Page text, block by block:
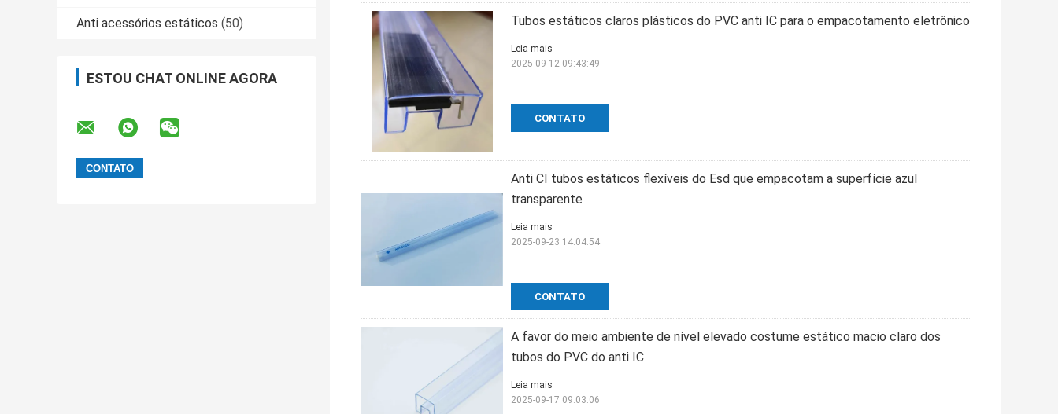
Anti acessórios estáticos (50)
ESTOU CHAT ONLINE AGORA
Tubos estáticos claros plásticos do PVC anti IC para o empacotamento eletrônico
CONTATO
Leia mais
2025-09-12 09:43:49
Anti CI tubos estáticos flexíveis do Esd que empacotam a superfície azul
transparente
CONTATO
Leia mais
2025-09-23 14:04:54
A favor do meio ambiente de nível elevado costume estático macio claro dos
tubos do PVC do anti IC
Leia mais
2025-09-17 09:03:06